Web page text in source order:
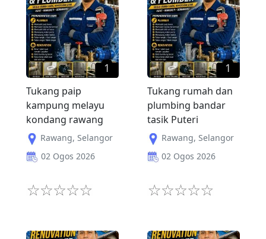
1
Tukang paip
kampung melayu
kondang rawang
Rawang, Selangor
02 Ogos 2026
1
Tukang rumah dan
plumbing bandar
tasik Puteri
Rawang, Selangor
02 Ogos 2026